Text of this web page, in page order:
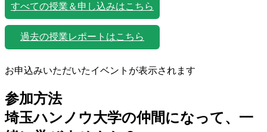
すべての授業＆申し込みはこちら
過去の授業レポートはこちら
お申込みいただいたイベントが表示されます
参加方法
埼玉ハンノウ大学の仲間になって、一